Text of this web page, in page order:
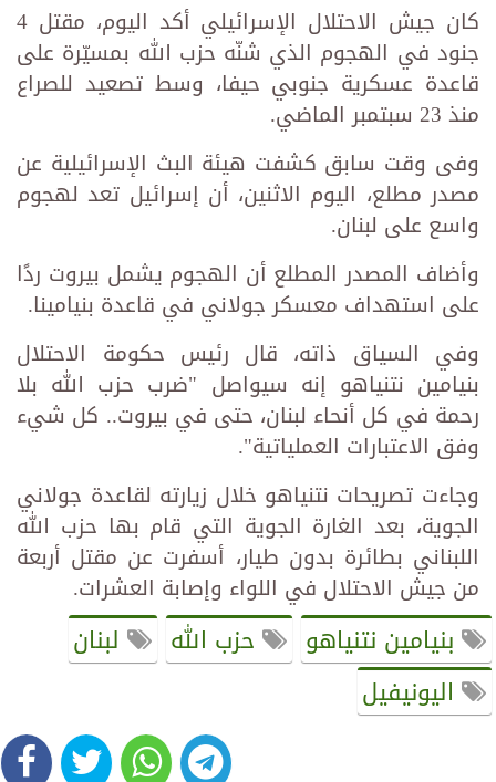
كان جيش الاحتلال الإسرائيلي أكد اليوم، مقتل 4
جنود في الهجوم الذي شنّه حزب الله بمسيّرة على
قاعدة عسكرية جنوبي حيفا، وسط تصعيد للصراع
منذ 23 سبتمبر الماضي.
وفى وقت سابق كشفت هيئة البث الإسرائيلية عن
مصدر مطلع، اليوم الاثنين، أن إسرائيل تعد لهجوم
واسع على لبنان.
وأضاف المصدر المطلع أن الهجوم يشمل بيروت ردًا
على استهداف معسكر جولاني في قاعدة بنيامينا.
وفي السياق ذاته، قال رئيس حكومة الاحتلال
بنيامين نتنياهو إنه سيواصل "ضرب حزب الله بلا
رحمة في كل أنحاء لبنان، حتى في بيروت.. كل شيء
وفق الاعتبارات العملياتية".
وجاءت تصريحات نتنياهو خلال زيارته لقاعدة جولاني
الجوية، بعد الغارة الجوية التي قام بها حزب الله
اللبناني بطائرة بدون طيار، أسفرت عن مقتل أربعة
من جيش الاحتلال في اللواء وإصابة العشرات.
بنيامين نتنياهو حزب الله
لبنان
اليونيفيل